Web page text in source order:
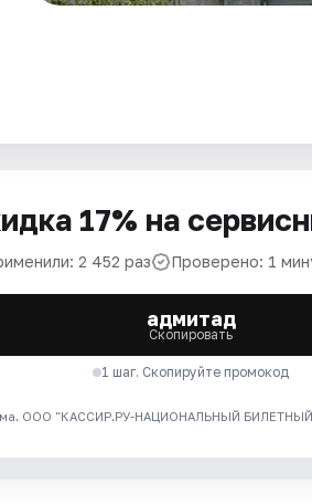
17% на
2 452 раз Проверено: 1
адмитад
Скопировать
1 шаг. Скопируйте промокод
ООО "КАССИР.РУ-НАЦИОНАЛЬНЫЙ БИЛЕТНЫЙ